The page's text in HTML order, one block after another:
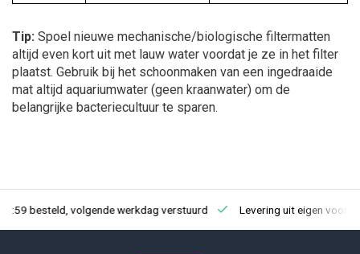
Tip: Spoel nieuwe mechanische/biologische filtermatten
altijd even kort uit met lauw water voordat je ze in het filter
plaatst. Gebruik bij het schoonmaken van een ingedraaide
mat altijd aquariumwater (geen kraanwater) om de
belangrijke bacteriecultuur te sparen.
besteld, volgende werkdag verstuurd Levering uit eigen